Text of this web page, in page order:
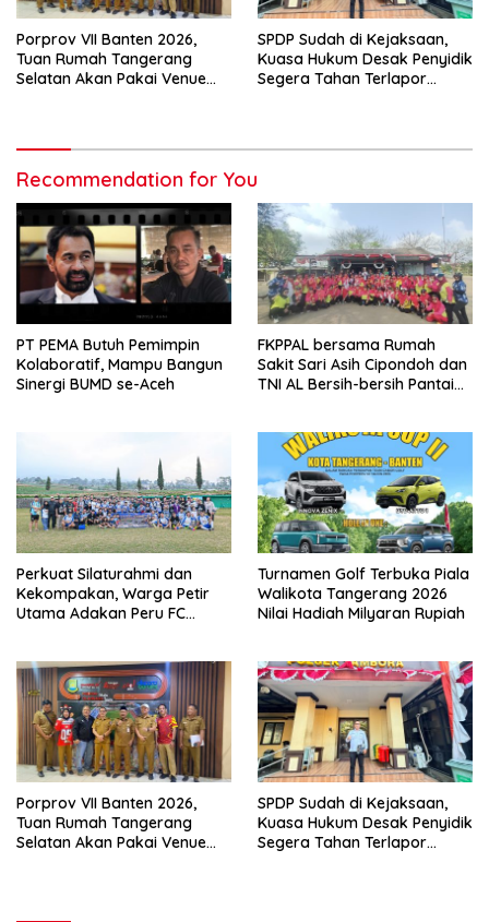
Porprov VII Banten 2026,
Tuan Rumah Tangerang
Selatan Akan Pakai Venue
SPDP Sudah di Kejaksaan,
Kuasa Hukum Desak Penyidik
Segera Tahan Terlapor
Recommendation for You
PT PEMA Butuh Pemimpin
Kolaboratif, Mampu Bangun
Sinergi BUMD se-Aceh
FKPPAL bersama Rumah
Sakit Sari Asih Cipondoh dan
TNI AL Bersih-bersih Pantai
Perkuat Silaturahmi dan
Kekompakan, Warga Petir
Utama Adakan Peru FC
Turnamen Golf Terbuka Piala
Walikota Tangerang 2026
Nilai Hadiah Milyaran Rupiah
Porprov VII Banten 2026,
Tuan Rumah Tangerang
Selatan Akan Pakai Venue
SPDP Sudah di Kejaksaan,
Kuasa Hukum Desak Penyidik
Segera Tahan Terlapor